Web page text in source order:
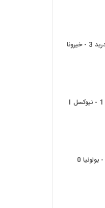
خلاصه بازی اتلتیکومادرید 3 - خیرونا